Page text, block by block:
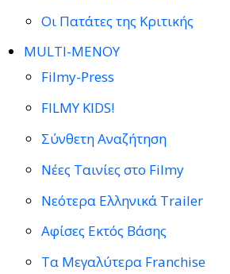
Οι Πατάτες της Κριτικής
MULTI-ΜΕΝΟΥ
Filmy-Press
FILMY KIDS!
Σύνθετη Αναζήτηση
Νέες Ταινίες στο Filmy
Νεότερα Ελληνικά Trailer
Αφίσες Εκτός Βάσης
Τα Μεγαλύτερα Franchise